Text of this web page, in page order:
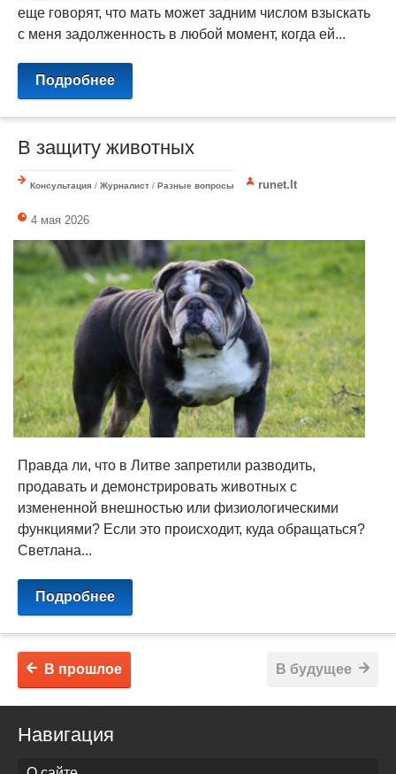
еще говорят, что мать может задним числом взыскать
с меня задолженность в любой момент, когда ей...
Подробнее
В защиту животных
Консультация / Журналист / Разные вопросы runet.lt
4 мая 2026
Правда ли, что в Литве запретили разводить,
продавать и демонстрировать животных с
измененной внешностью или физиологическими
функциями? Если это происходит, куда обращаться?
Светлана...
Подробнее
В будущее
В прошлое
Навигация